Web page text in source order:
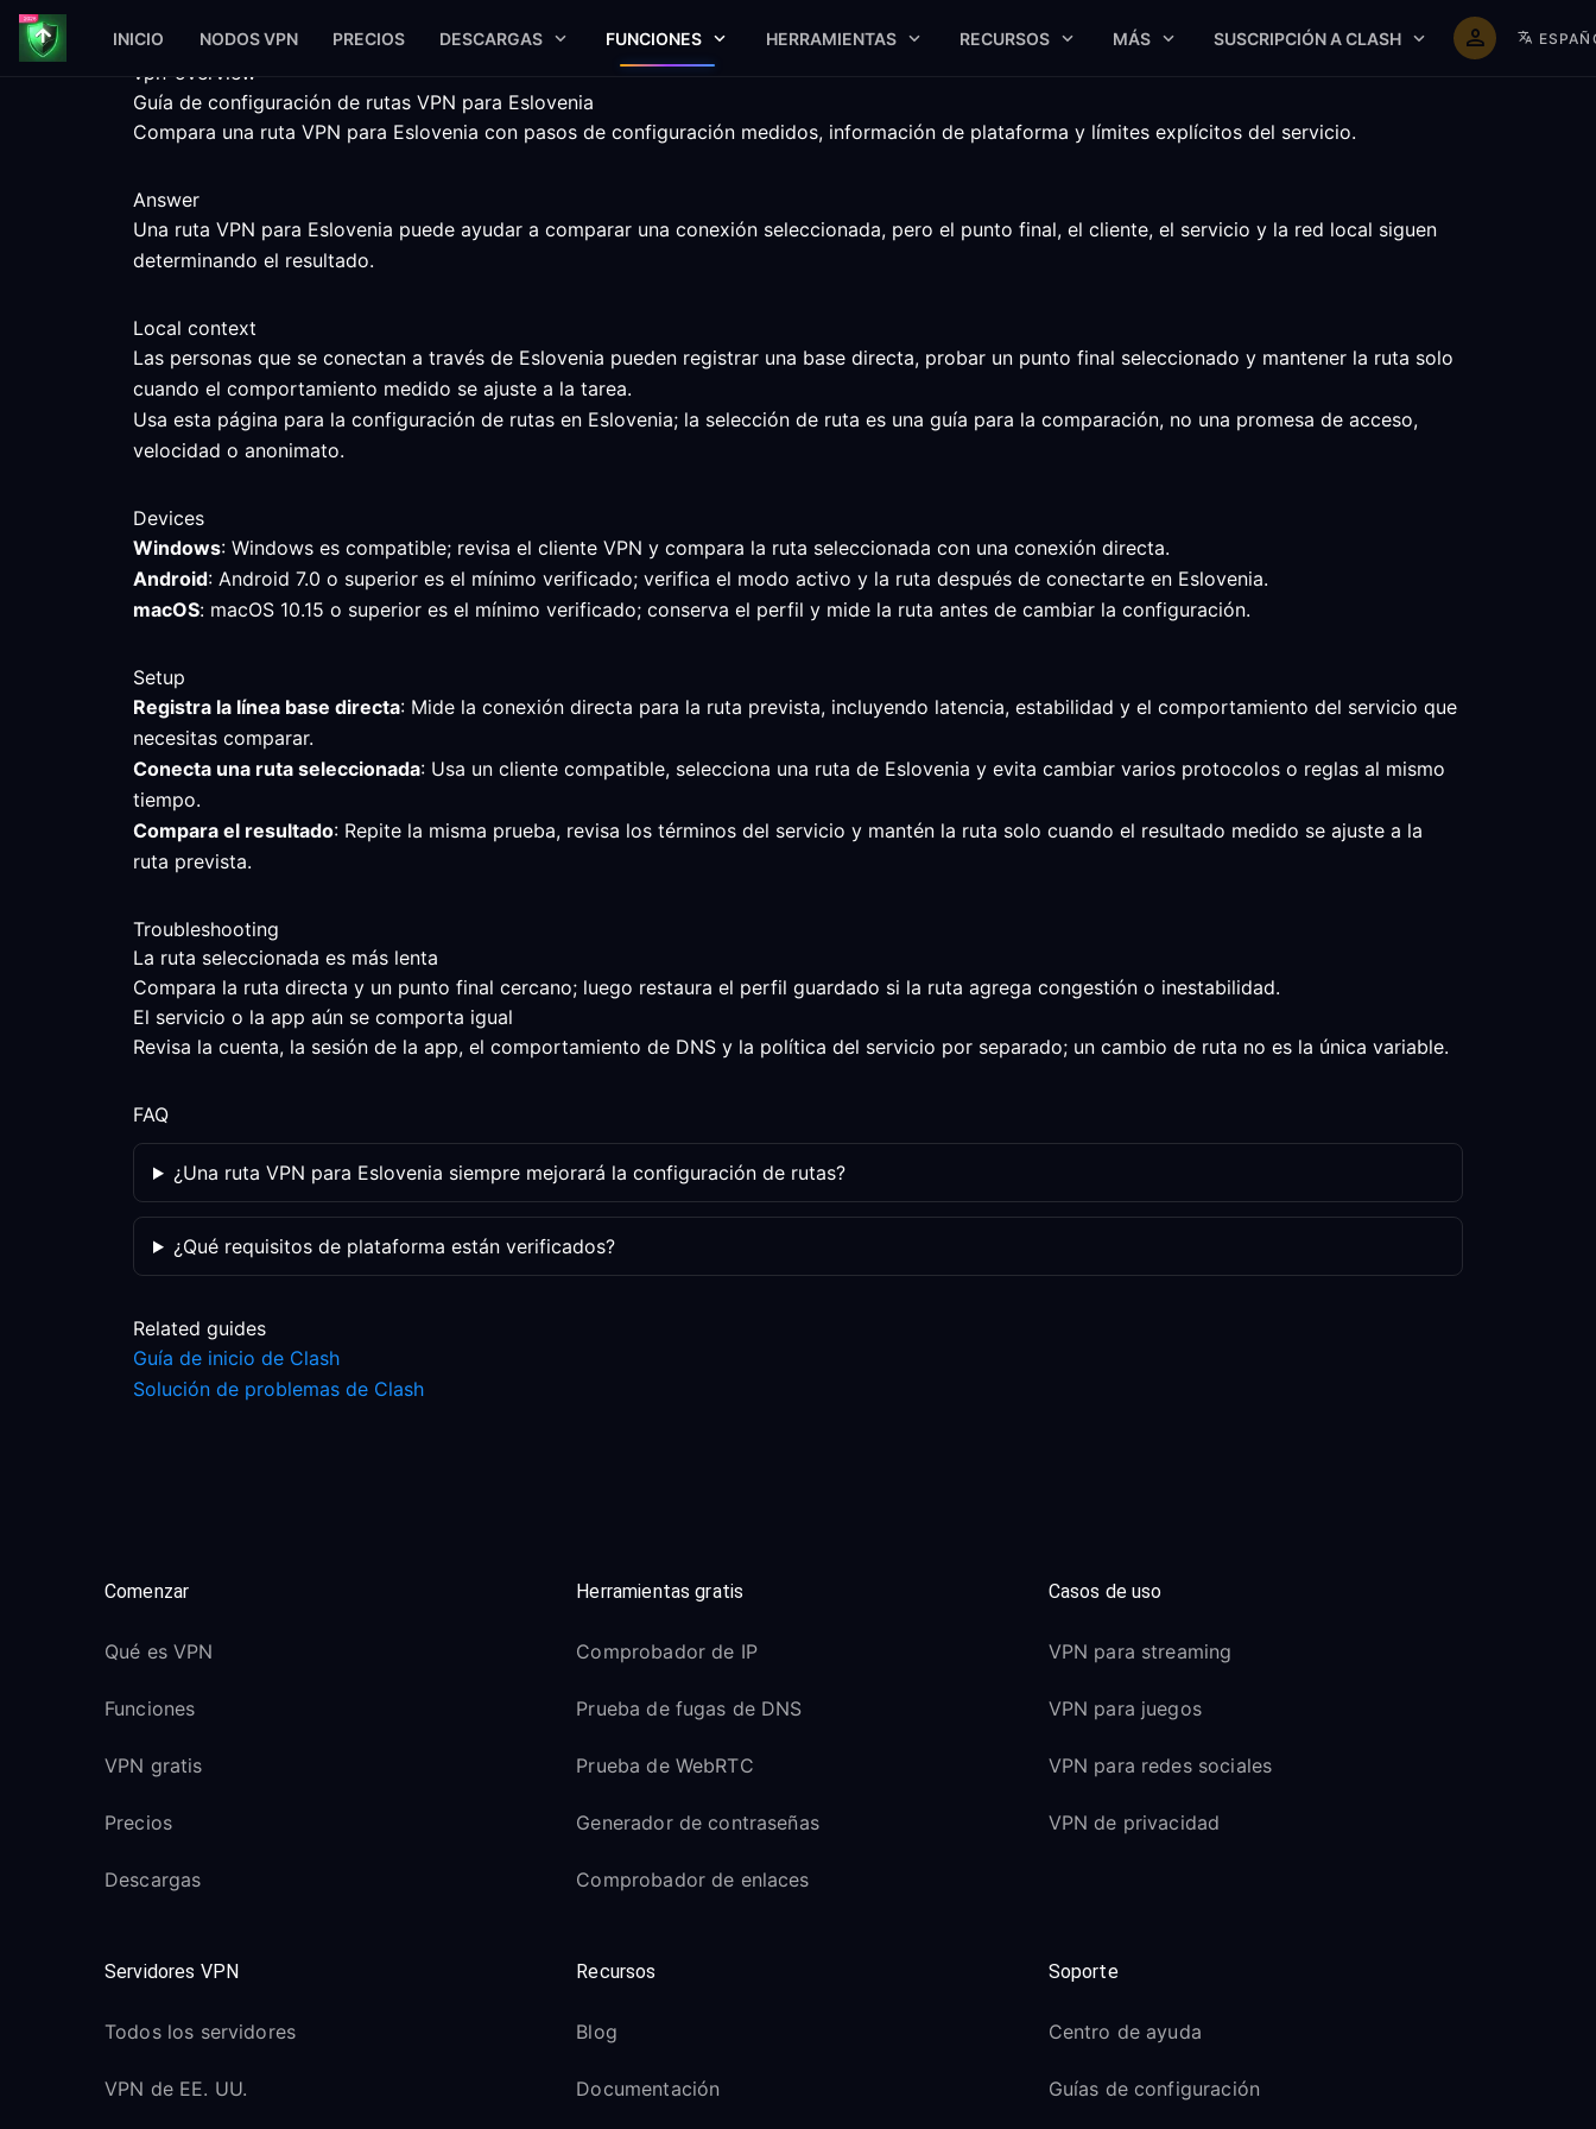
INICIO NODOS VPN PRECIOS DESCARGAS FUNCIONES HERRAMIENTAS RECURSOS MÁS SUSCRIPCIÓN A CLASH
vpn-overview
Guía de configuración de rutas VPN para Eslovenia
Compara una ruta VPN para Eslovenia con pasos de configuración medidos, información de plataforma y límites explícitos del servicio.
Answer
Una ruta VPN para Eslovenia puede ayudar a comparar una conexión seleccionada, pero el punto final, el cliente, el servicio y la red local siguen
determinando el resultado.
Local context
Las personas que se conectan a través de Eslovenia pueden registrar una base directa, probar un punto final seleccionado y mantener la ruta solo
cuando el comportamiento medido se ajuste a la tarea.
Usa esta página para la configuración de rutas en Eslovenia; la selección de ruta es una guía para la comparación, no una promesa de acceso,
velocidad o anonimato.
Devices
Windows: Windows es compatible; revisa el cliente VPN y compara la ruta seleccionada con una conexión directa.
Android: Android 7.0 o superior es el mínimo verificado; verifica el modo activo y la ruta después de conectarte en Eslovenia.
macOS: macOS 10.15 o superior es el mínimo verificado; conserva el perfil y mide la ruta antes de cambiar la configuración.
Setup
Registra la línea base directa: Mide la conexión directa para la ruta prevista, incluyendo latencia, estabilidad y el comportamiento del servicio que
necesitas comparar.
Conecta una ruta seleccionada: Usa un cliente compatible, selecciona una ruta de Eslovenia y evita cambiar varios protocolos o reglas al mismo
tiempo.
Compara el resultado: Repite la misma prueba, revisa los términos del servicio y mantén la ruta solo cuando el resultado medido se ajuste a la
ruta prevista.
Troubleshooting
La ruta seleccionada es más lenta
Compara la ruta directa y un punto final cercano; luego restaura el perfil guardado si la ruta agrega congestión o inestabilidad.
El servicio o la app aún se comporta igual
Revisa la cuenta, la sesión de la app, el comportamiento de DNS y la política del servicio por separado; un cambio de ruta no es la única variable.
FAQ
¿Una ruta VPN para Eslovenia siempre mejorará la configuración de rutas?
¿Qué requisitos de plataforma están verificados?
Related guides
Guía de inicio de Clash
Solución de problemas de Clash
Comenzar
Qué es VPN
Funciones
VPN gratis
Precios
Descargas
Herramientas gratis
Comprobador de IP
Prueba de fugas de DNS
Prueba de WebRTC
Generador de contraseñas
Comprobador de enlaces
Casos de uso
VPN para streaming
VPN para juegos
VPN para redes sociales
VPN de privacidad
Servidores VPN
Todos los servidores
VPN de EE. UU.
Recursos
Blog
Documentación
Soporte
Centro de ayuda
Guías de configuración